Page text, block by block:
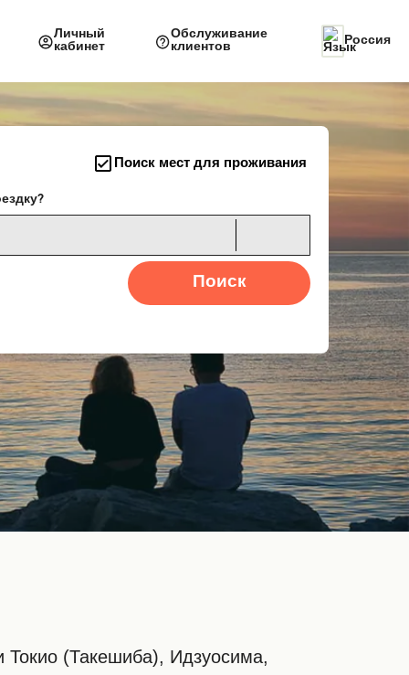
Личный
кабинет
Обслуживание
клиентов
Россия
Поиск мест для проживания
Поиск
(Такешиба), Идзуосима,